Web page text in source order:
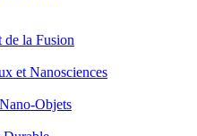
la Fusion
et Nanosciences
Objets